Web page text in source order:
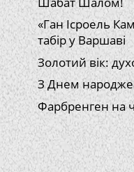
«Ган Ісроель
табір у Варшаві
Золотий вік:
З Днем
Фарбренген на